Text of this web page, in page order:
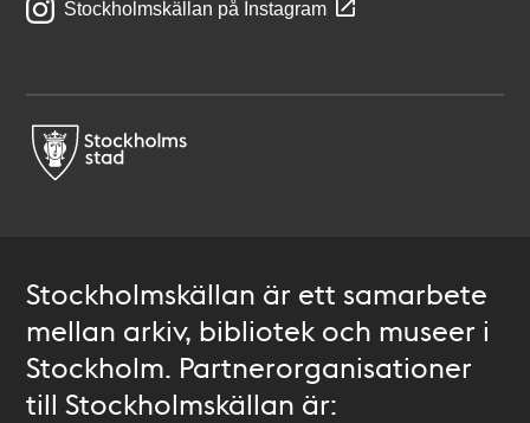
Stockholmskällan på Instagram
Stockholmskällan är ett samarbete
mellan arkiv, bibliotek och museer i
Stockholm. Partnerorganisationer
till Stockholmskällan är: